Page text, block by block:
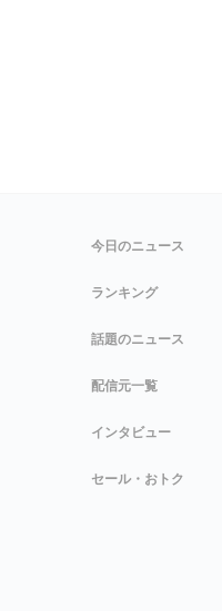
今日のニュース
ランキング
話題のニュース
配信元一覧
インタビュー
セール・おトク